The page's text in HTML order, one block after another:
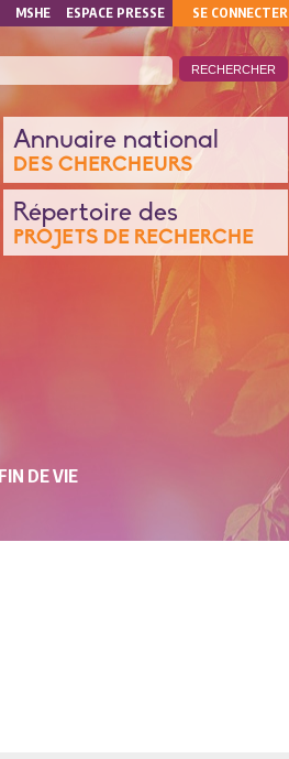
Annuaire national
DES CHERCHEURS
Répertoire des
PROJETS DE RECHERCHE
DE VIE
MSHE ESPACE PRESSE
MON
COMPTE
SE CONNECTER